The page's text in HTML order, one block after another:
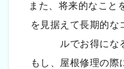
また、将来的なこと
を見据えて長期的な
ルでお得にな
もし、屋根修理の際